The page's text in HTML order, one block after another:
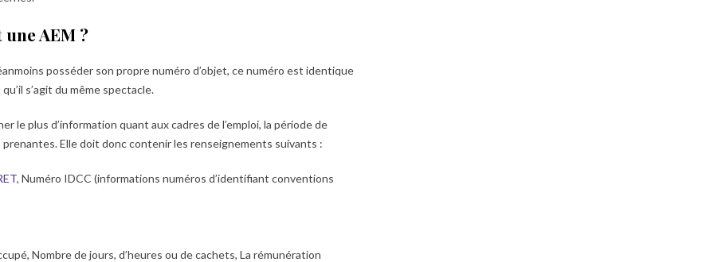
AEM ?
posséder son propre numéro d’objet, ce numéro est identique
s’agit du même spectacle.
le plus d’information quant aux cadres de l’emploi, la période de
Elle doit donc contenir les renseignements suivants :
, Numéro IDCC (informations numéros d’identifiant conventions
Nombre de jours, d’heures ou de cachets, La rémunération